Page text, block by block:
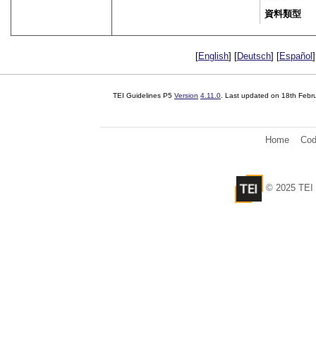
資料類型
[English] [Deutsch] [Español
TEI Guidelines P5 Version 4.11.0 . Last updated on 18th
Home
© 2025